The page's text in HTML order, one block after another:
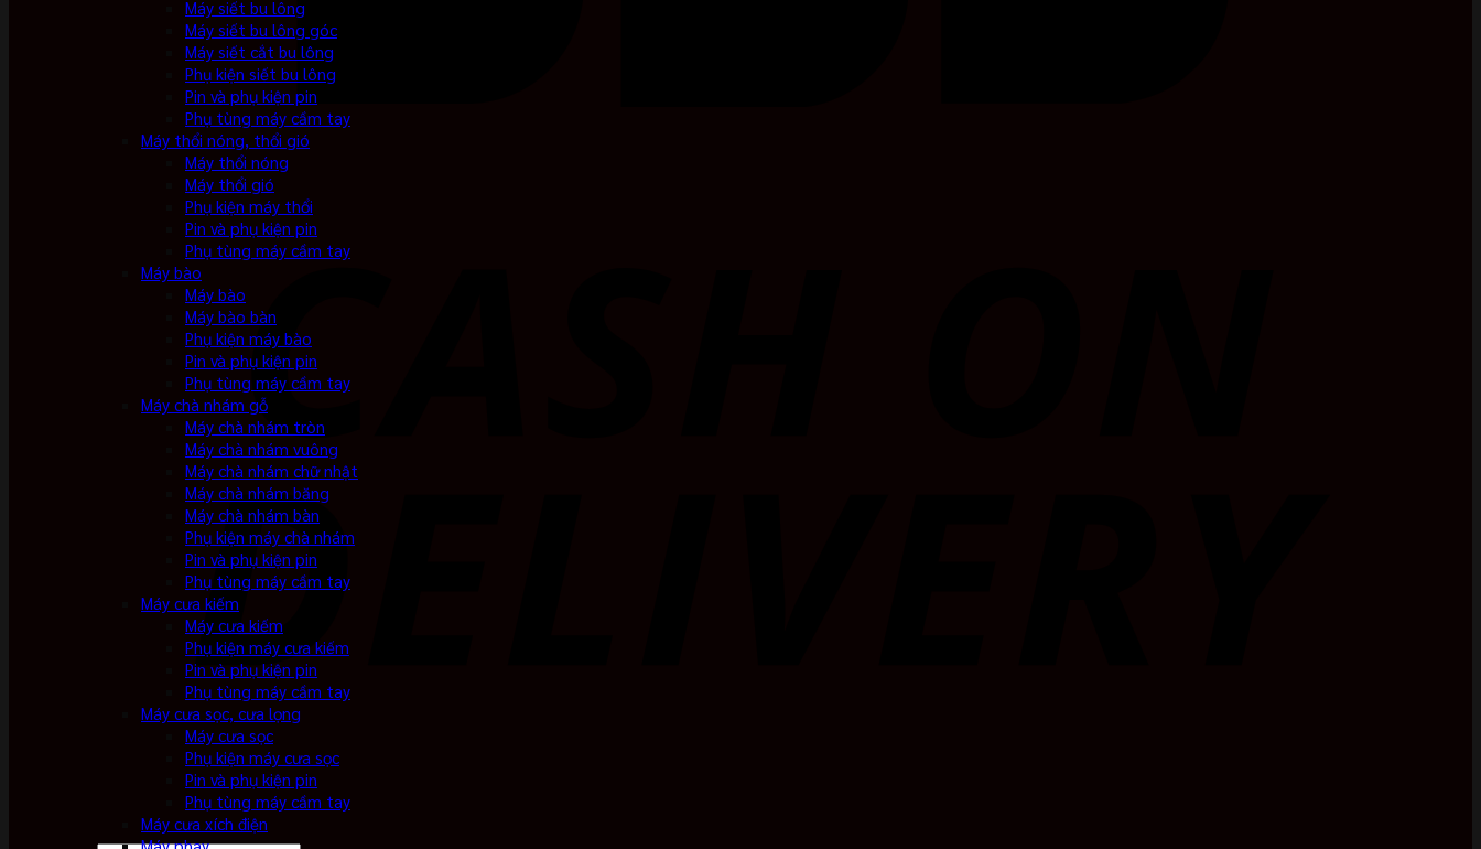
Máy siết bu lông
Máy siết bu lông góc
Máy siết cắt bu lông
Phụ kiện siết bu lông
Pin và phụ kiện pin
Phụ tùng máy cầm tay
Máy thổi nóng, thổi gió
Máy thổi nóng
Máy thổi gió
Phụ kiện máy thổi
Pin và phụ kiện pin
Phụ tùng máy cầm tay
Máy bào
Máy bào
Máy bào bàn
Phụ kiện máy bào
Pin và phụ kiện pin
Phụ tùng máy cầm tay
Máy chà nhám gỗ
Máy chà nhám tròn
Máy chà nhám vuông
Máy chà nhám chữ nhật
Máy chà nhám băng
Máy chà nhám bàn
Phụ kiện máy chà nhám
Pin và phụ kiện pin
Phụ tùng máy cầm tay
Máy cưa kiếm
Máy cưa kiếm
Phụ kiện máy cưa kiếm
Pin và phụ kiện pin
Phụ tùng máy cầm tay
Máy cưa sọc, cưa lọng
Máy cưa sọc
Phụ kiện máy cưa sọc
Pin và phụ kiện pin
Phụ tùng máy cầm tay
Máy cưa xích điện